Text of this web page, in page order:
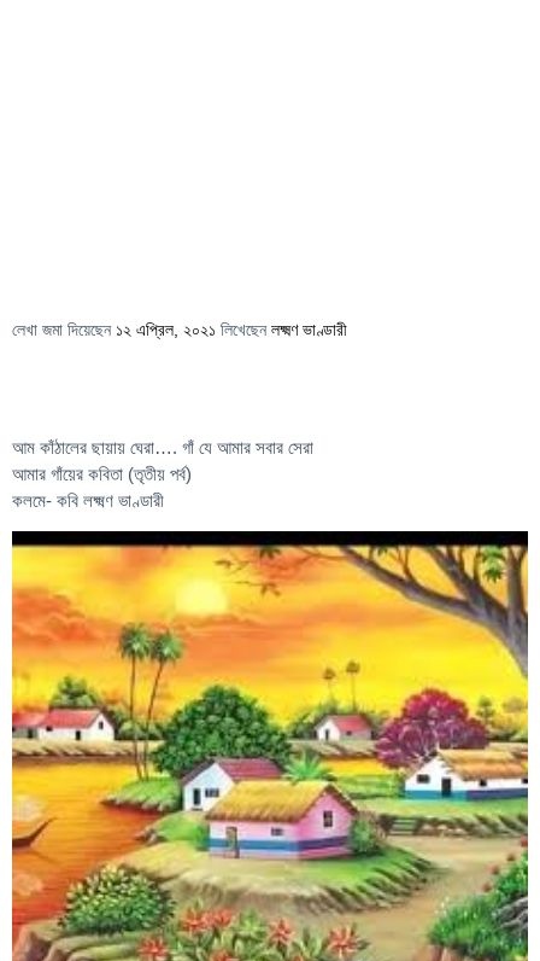
লেখা জমা দিয়েছেন ১২ এপ্রিল, ২০২১ লিখেছেন লক্ষ্মণ ভাণ্ডারী
আম কাঁঠালের ছায়ায় ঘেরা…. গাঁ যে আমার সবার সেরা
আমার গাঁয়ের কবিতা (তৃতীয় পর্ব)
কলমে- কবি লক্ষ্মণ ভাণ্ডারী